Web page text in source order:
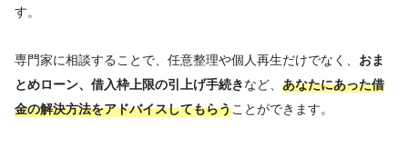
す。
専門家に相談することで、任意整理や個人再生だけでなく、 おま
とめローン、借入枠上限の引上げ手続きなど、 あなたにあった借
金の解決方法をアドバイスしてもらうことができます。